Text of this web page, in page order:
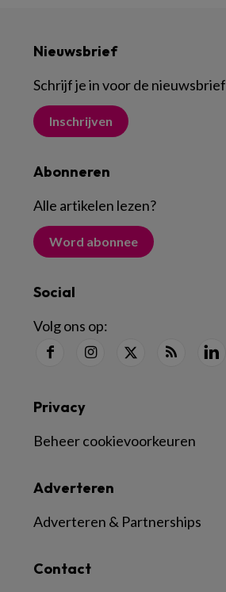
Nieuwsbrief
Schrijf je in voor de nieuwsbrief
Inschrijven
Abonneren
Alle artikelen lezen?
Word abonnee
Social
Volg ons op:
Contact
Adverteren
Adverteren & Partnerships
Privacy
Beheer cookievoorkeuren